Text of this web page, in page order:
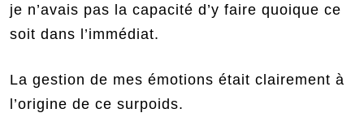
je n’avais pas la capacité d’y faire quoique ce
soit dans l’immédiat.
La gestion de mes émotions était clairement à
l’origine de ce surpoids.